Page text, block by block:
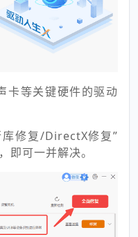
卡等关键硬件的驱动
修复/DirectX修复”
即可一并解决。